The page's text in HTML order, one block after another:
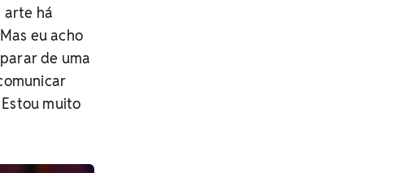
arte há
eu acho
de uma
muito